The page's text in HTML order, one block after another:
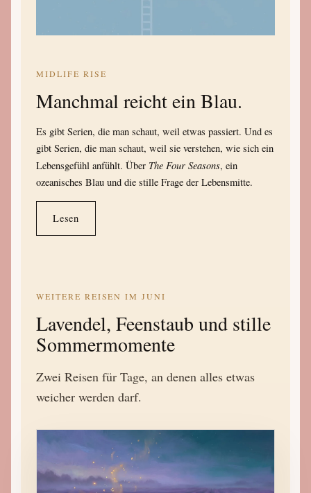
MIDLIFE RISE
Manchmal reicht ein Blau.
Es gibt Serien, die man schaut, weil etwas passiert. Und es
gibt Serien, die man schaut, weil sie verstehen, wie sich ein
Lebensgefühl anfühlt. Über The Four Seasons, ein
ozeanisches Blau und die stille Frage der Lebensmitte.
Lesen
WEITERE REISEN IM JUNI
Lavendel, Feenstaub und stille
Sommermomente
Zwei Reisen für Tage, an denen alles etwas
weicher werden darf.